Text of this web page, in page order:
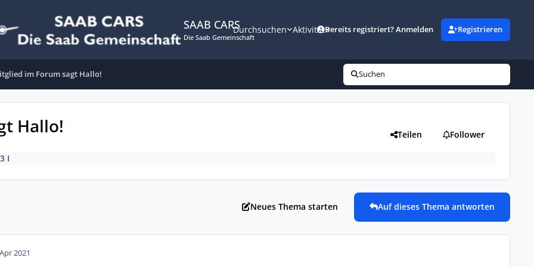
SAAB CARS
Die Saab Gemeinschaft
Durchsuchen AktivitätBereits registriert? Anmelden Registrieren
im Forum sagt Hallo! Suchen
Hallo! Teilen Follower
I
Neues Thema starten Auf dieses Thema antworten
2021